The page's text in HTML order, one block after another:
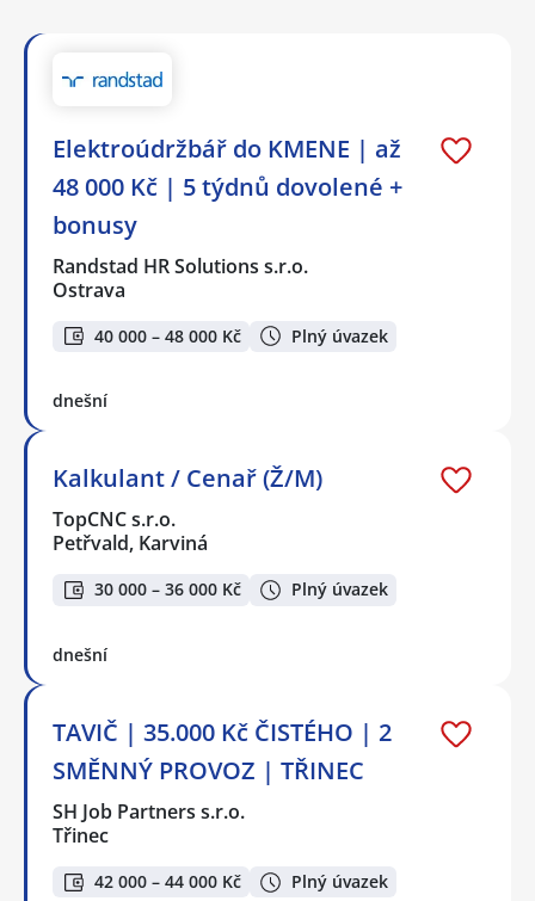
Elektroúdržbář do KMENE | až
48 000 Kč | 5 týdnů dovolené +
bonusy
Randstad HR Solutions s.r.o.
Ostrava
40 000 – 48 000 Kč Plný úvazek
dnešní
Kalkulant / Cenař (Ž/M)
TopCNC s.r.o.
Petřvald, Karviná
30 000 – 36 000 Kč Plný úvazek
dnešní
TAVIČ | 35.000 Kč ČISTÉHO | 2
SMĚNNÝ PROVOZ | TŘINEC
SH Job Partners s.r.o.
Třinec
42 000 – 44 000 Kč Plný úvazek